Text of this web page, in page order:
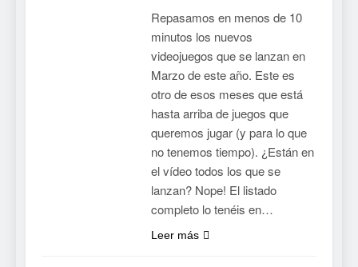
Repasamos en menos de 10
minutos los nuevos
videojuegos que se lanzan en
Marzo de este año. Este es
otro de esos meses que está
hasta arriba de juegos que
queremos jugar (y para lo que
no tenemos tiempo). ¿Están en
el vídeo todos los que se
lanzan? Nope! El listado
completo lo tenéis en…
Leer más